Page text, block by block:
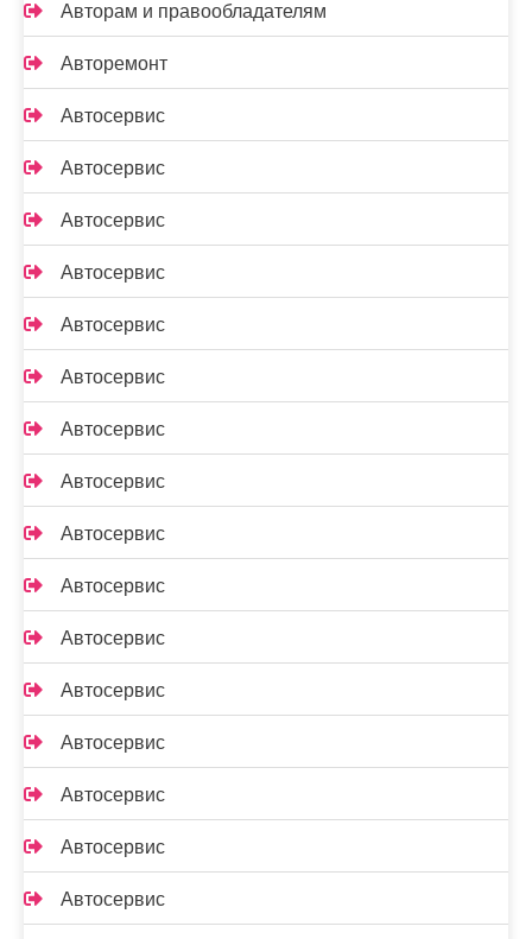
Авторам и правообладателям
Авторемонт
Автосервис
Автосервис
Автосервис
Автосервис
Автосервис
Автосервис
Автосервис
Автосервис
Автосервис
Автосервис
Автосервис
Автосервис
Автосервис
Автосервис
Автосервис
Автосервис